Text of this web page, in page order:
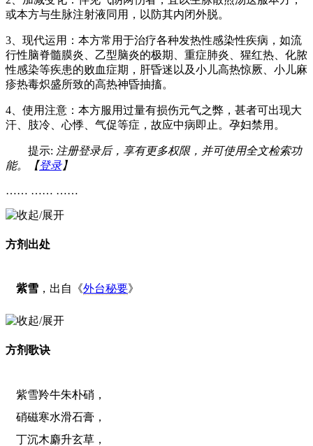
或本方与生脉注射液同用，以防其内闭外脱。
3、现代运用：本方常用于治疗各种发热性感染性疾病，如流
行性脑脊髓膜炎、乙型脑炎的极期、重症肺炎、猩红热、化脓
性感染等疾患的败血症期，肝昏迷以及小儿高热惊厥、小儿麻
疹热毒炽盛所致的高热神昏抽搐。
4、使用注意：本方服用过量有损伤元气之弊，甚者可出现大
汗、肢冷、心悸、气促等症，故应中病即止。孕妇禁用。
提示: 注册登录后，享有更多权限，并可使用全文检索功
能。【登录】
…… …… ……
方剂出处
紫雪 ，出自《外台秘要》
方剂歌诀
紫雪羚牛朱朴硝，
硝磁寒水滑石膏，
丁沉木麝升玄草，